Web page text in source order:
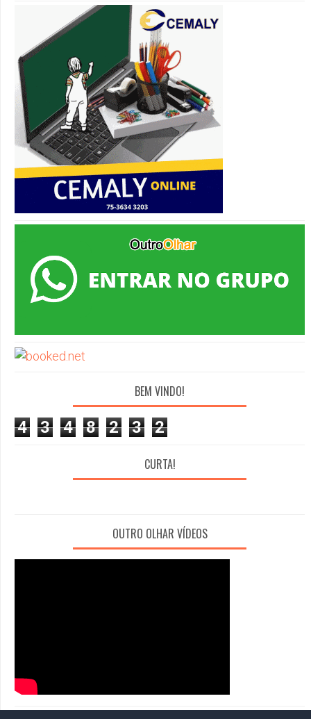
BEM VINDO!
4 3 4 8 2 3 2
CURTA!
OUTRO OLHAR VÍDEOS